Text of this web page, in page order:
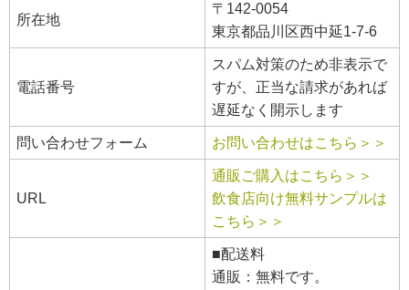
所在地
〒142-0054
東京都品川区西中延1-7-6
電話番号
スパム対策のため非表示で
すが、正当な請求があれば
遅延なく開示します
問い合わせフォーム お問い合わせはこちら＞＞
URL
通販ご購入はこちら＞＞
飲食店向け無料サンプルは
こちら＞＞
■配送料
通販：無料です。